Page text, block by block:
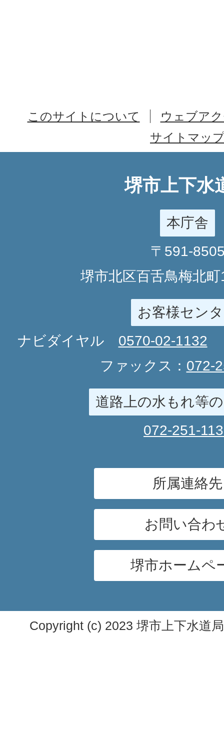
このサイトについて
ウェブア
サイトマッ
堺市上下水
本庁舎
〒591-
堺市北区百舌鳥梅北
お客様セン
ナビダイヤル 0570-02-1132
ファックス： 072-
道路上の水もれ等
072-251-
所属連絡先
お問い合わ
堺市ホームペ
Copyright (c) 2023 堺市上下水道